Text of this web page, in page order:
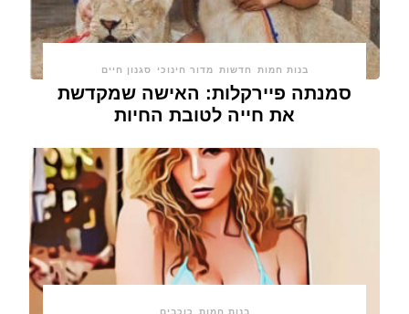
בנות חמות חדשות מדור חינוכי סגנון חיים
סמנתה פיירקלות: האישה שמקדשת
את חייה לטובת החיות